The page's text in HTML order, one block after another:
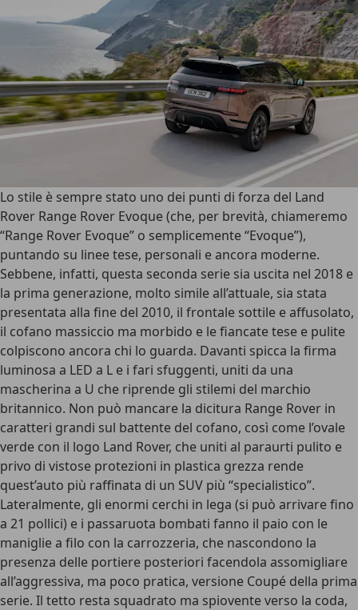
Lo stile è sempre stato uno dei punti di forza del Land
Rover Range Rover Evoque(che, per brevità, chiameremo
“Range Rover Evoque” o semplicemente “Evoque”),
puntando su linee tese, personali e ancora moderne.
Sebbene, infatti, questa seconda serie sia uscita nel 2018 e
la prima generazione, molto simile all’attuale, sia stata
presentata alla fine del 2010, il frontale sottile e affusolato,
il cofano massiccio ma morbido e le fiancate tese e pulite
colpiscono ancora chi lo guarda. Davanti spicca la firma
luminosa a LED a L e i fari sfuggenti, uniti da una
mascherina a U che riprende gli stilemi del marchio
britannico. Non può mancare la dicitura Range Rover in
caratteri grandi sul battente del cofano, così come l’ovale
verde con il logo Land Rover, che uniti al paraurti pulito e
privo di vistose protezioni in plastica grezza rende
quest’auto più raffinata di un SUV più “specialistico”.
Lateralmente, gli enormi cerchi in lega (si può arrivare fino
a 21 pollici) e i passaruota bombati fanno il paio con le
maniglie a filo con la carrozzeria, che nascondono la
presenza delle portiere posteriori facendola assomigliare
all’aggressiva, ma poco pratica, versione Coupé della prima
serie. Il tetto resta squadrato ma spiovente verso la coda,